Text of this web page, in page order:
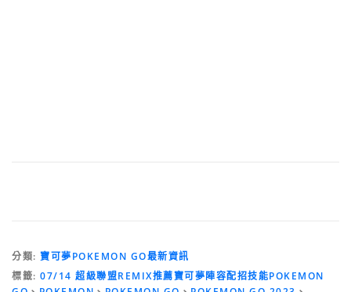
分類: 寶可夢POKEMON GO最新資訊
標籤: 07/14 超級聯盟REMIX推薦寶可夢陣容配招技能POKEMON